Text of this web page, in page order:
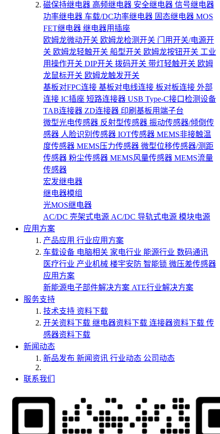
磁保持继电器 高频继电器 安全继电器 信号继电器
功率继电器 车载/DC功率继电器 固态继电器 MOS
FET继电器 继电器用插座
欧姆龙微动开关 欧姆龙检测开关 门用开关/电源开
关 欧姆龙轻触开关 船型开关 欧姆龙按钮开关 工业
用操作开关 DIP开关 拨码开关 带灯轻触开关 欧姆
龙鼠标开关 欧姆龙触发开关
基板对FPC连接 基板对电线连接 板对板连接 外部
连接 IC插座 短路连接器 USB Type-C接口检测设备
TAB连接器 ZD连接器 印刷基板用端子台
微型光电传感器 反射型传感器 振动传感器/倾倒传
感器 人脸识别传感器 IOT传感器 MEMS非接触温
度传感器 MEMS压力传感器 微型位移传感器/测距
传感器 粉尘传感器 MEMS风量传感器 MEMS流量
传感器
宏发继电器
继电器模组
光MOS继电器
AC/DC 壳架式电源 AC/DC 导轨式电源 模块电源
应用方案
产品应用 行业应用方案
车载设备 电脑相关 家电行业 能源行业 数码通讯
医疗行业 产业机械 楼宇安防 智能锁 微压差传感器
应用方案
新能源电子部件解决方案 ATE行业解决方案
服务支持
技术支持 资料下载
开关资料下载 继电器资料下载 连接器资料下载 传
感器资料下载
新闻动态
新品发布 新闻资讯 行业动态 公司动态
联系我们